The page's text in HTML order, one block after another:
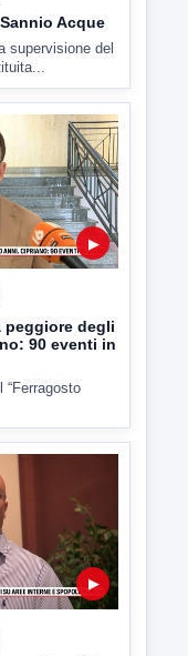
Acque
supervisione del
▶
peggiore degli
90 eventi in
“Ferragosto
▶